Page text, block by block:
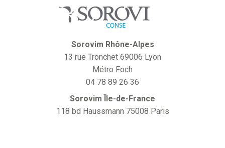
Sorovim Rhône-Alpes
13 rue Tronchet 69006 Lyon
Métro Foch
04 78 89 26 36
Sorovim Île-de-France
118 bd Haussmann 75008 Paris